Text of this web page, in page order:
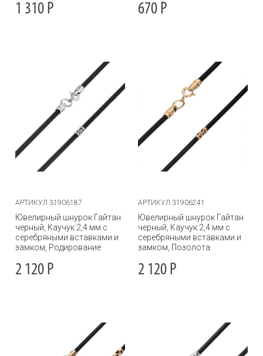
1 310 Р 670 Р
АРТИКУЛ 31906187
Ювелирный шнурок Гайтан
черный, Каучук 2,4 мм с
серебряными вставками и
замком, Родирование
2 120 Р
АРТИКУЛ 31906241
Ювелирный шнурок Гайтан
черный, Каучук 2,4 мм с
серебряными вставками и
замком, Позолота
2 120 Р